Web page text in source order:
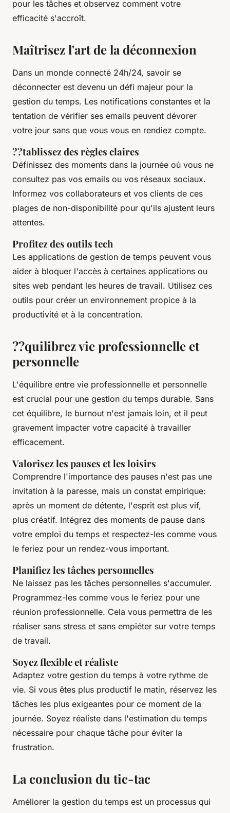
pour les tâches et observez comment votre
efficacité s'accroît.
Maîtrisez l'art de la déconnexion
Dans un monde connecté 24h/24, savoir se
déconnecter est devenu un défi majeur pour la
gestion du temps. Les notifications constantes et la
tentation de vérifier ses emails peuvent dévorer
votre jour sans que vous vous en rendiez compte.
??tablissez des règles claires
Définissez des moments dans la journée où vous ne
consultez pas vos emails ou vos réseaux sociaux.
Informez vos collaborateurs et vos clients de ces
plages de non-disponibilité pour qu'ils ajustent leurs
attentes.
Profitez des outils tech
Les applications de gestion de temps peuvent vous
aider à bloquer l'accès à certaines applications ou
sites web pendant les heures de travail. Utilisez ces
outils pour créer un environnement propice à la
productivité et à la concentration.
??quilibrez vie professionnelle et
personnelle
L'équilibre entre vie professionnelle et personnelle
est crucial pour une gestion du temps durable. Sans
cet équilibre, le burnout n'est jamais loin, et il peut
gravement impacter votre capacité à travailler
efficacement.
Valorisez les pauses et les loisirs
Comprendre l'importance des pauses n'est pas une
invitation à la paresse, mais un constat empirique:
après un moment de détente, l'esprit est plus vif,
plus créatif. Intégrez des moments de pause dans
votre emploi du temps et respectez-les comme vous
le feriez pour un rendez-vous important.
Planifiez les tâches personnelles
Ne laissez pas les tâches personnelles s'accumuler.
Programmez-les comme vous le feriez pour une
réunion professionnelle. Cela vous permettra de les
réaliser sans stress et sans empiéter sur votre temps
de travail.
Soyez flexible et réaliste
Adaptez votre gestion du temps à votre rythme de
vie. Si vous êtes plus productif le matin, réservez les
tâches les plus exigeantes pour ce moment de la
journée. Soyez réaliste dans l'estimation du temps
nécessaire pour chaque tâche pour éviter la
frustration.
La conclusion du tic-tac
Améliorer la gestion du temps est un processus qui